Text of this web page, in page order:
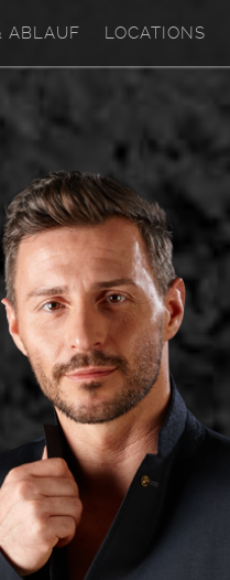
ABLAUF LOCATIONS